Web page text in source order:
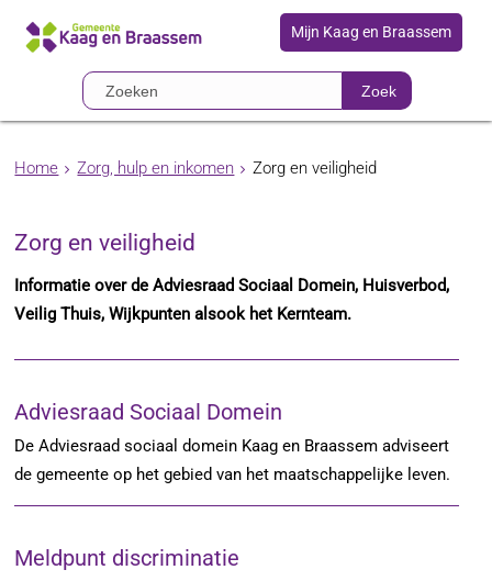
Mijn Kaag en Braassem
Zoek
Home Zorg, hulp en inkomen Zorg en veiligheid
Zorg en veiligheid
Informatie over de Adviesraad Sociaal Domein, Huisverbod,
Veilig Thuis, Wijkpunten alsook het Kernteam.
Adviesraad Sociaal Domein
De Adviesraad sociaal domein Kaag en Braassem adviseert
de gemeente op het gebied van het maatschappelijke leven.
Meldpunt discriminatie